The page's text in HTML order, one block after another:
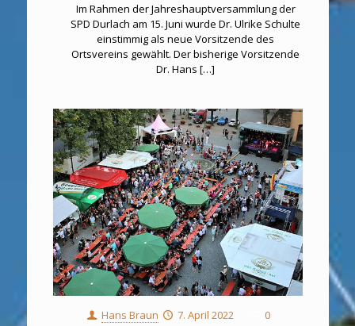
Im Rahmen der Jahreshauptversammlung der
SPD Durlach am 15. Juni wurde Dr. Ulrike Schulte
einstimmig als neue Vorsitzende des
Ortsvereins gewählt. Der bisherige Vorsitzende
Dr. Hans […]
Hans Braun 7. April 2022 0